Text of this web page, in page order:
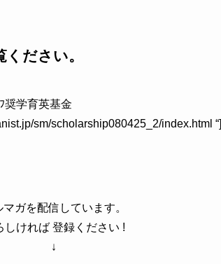
ださい。
奨学育英基金
sm/scholarship080425_2/index.html “]
マガを配信しています。
しければ 登録ください !
↓